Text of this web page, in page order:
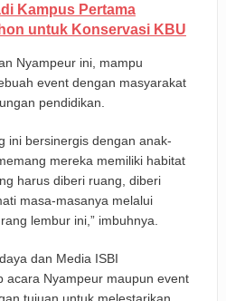
Kampus Pertama
untuk Konservasi KBU
Nyampeur ini, mampu
event dengan masyarakat
pendidikan.
ini bersinergis dengan anak-
mereka memiliki habitat
harus diberi ruang, diberi
masa-masanya melalui
lembur ini,” imbuhnya.
dan Media ISBI
acara Nyampeur maupun event
tujuan untuk melestarikan